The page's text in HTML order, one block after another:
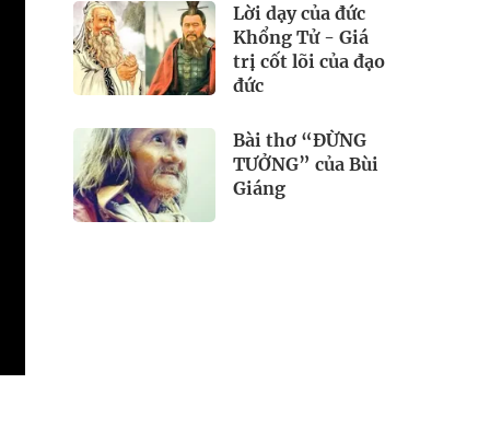
Lời dạy của đức
Khổng Tử - Giá
trị cốt lõi của đạo
đức
Bài thơ “ĐỪNG
TƯỞNG” của Bùi
Giáng